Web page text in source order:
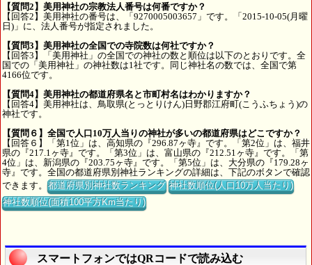
【質問2】美用神社の宗教法人番号は何番ですか？
【回答2】美用神社の番号は、「9270005003657」です。「2015-10-05(月曜
日)」に、法人番号が指定されました。
【質問3】美用神社の全国での寺院数は何社ですか？
【回答3】「美用神社」の全国での神社の数と順位は以下のとおりです。全
国での「美用神社」の神社数は1社です。同じ神社名の数では、全国で第
4166位です。
【質問4】美用神社の都道府県名と市町村名はわかりますか？
【回答4】美用神社は、鳥取県(とっとりけん)日野郡江府町(こうふちょう)の
神社です。
【質問６】全国で人口10万人当りの神社が多いの都道府県はどこですか？
【回答６】「第1位」は、高知県の『296.87ヶ寺』です。「第2位」は、福井
県の『217.1ヶ寺』です。「第3位」は、富山県の『212.51ヶ寺』です。「第
4位」は、新潟県の『203.75ヶ寺』です。「第5位」は、大分県の『179.28ヶ
寺』です。全国の都道府県別神社ランキングの詳細は、下記のボタンで確認
できます。都道府県別神社数ランキング 神社数順位(人口10万人当たり)
神社数順位(面積100平方Km当たり)
スマートフォンではQRコードで読み込む